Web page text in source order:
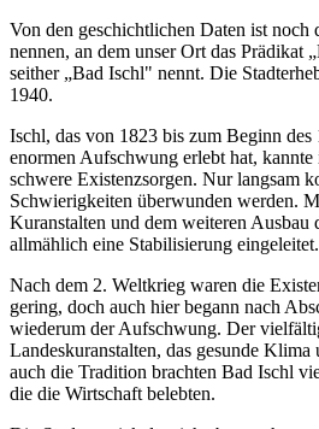
Von den geschichtlichen Daten ist noch
nennen, an dem unser Ort das Prädikat
seither „Bad Ischl" nennt. Die
1940.
Ischl, das von 1823 bis zum Beginn des
enormen Aufschwung erlebt hat,
schwere Existenzsorgen. Nur langsam
Schwierigkeiten überwunden werden.
Kuranstalten und dem weiteren Ausbau
allmählich eine Stabilisierung eingeleitet.
Nach dem 2. Weltkrieg waren die
gering, doch auch hier begann nach
wiederum der Aufschwung. Der
Landeskuranstalten, das gesunde
auch die Tradition brachten Bad Ischl
die die Wirtschaft belebten.